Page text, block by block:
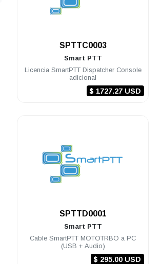
SPTTC0003
Smart PTT
Licencia SmartPTT Dispatcher Console
adicional
$ 1727.27 USD
SPTTD0001
Smart PTT
Cable SmartPTT MOTOTRBO a PC
(USB + Audio)
$ 295.00 USD